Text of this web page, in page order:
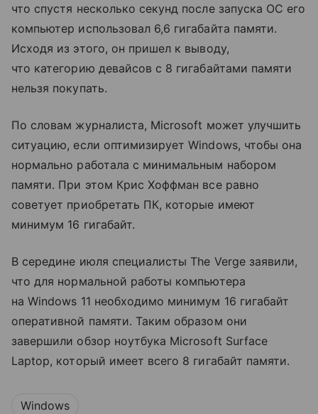
что спустя несколько секунд после запуска ОС его
компьютер использовал 6,6 гигабайта памяти.
Исходя из этого, он пришел к выводу,
что категорию девайсов с 8 гигабайтами памяти
нельзя покупать.
По словам журналиста, Microsoft может улучшить
ситуацию, если оптимизирует Windows, чтобы она
нормально работала с минимальным набором
памяти. При этом Крис Хоффман все равно
советует приобретать ПК, которые имеют
минимум 16 гигабайт.
В середине июля специалисты The Verge заявили,
что для нормальной работы компьютера
на Windows 11 необходимо минимум 16 гигабайт
оперативной памяти. Таким образом они
завершили обзор ноутбука Microsoft Surface
Laptop, который имеет всего 8 гигабайт памяти.
Windows